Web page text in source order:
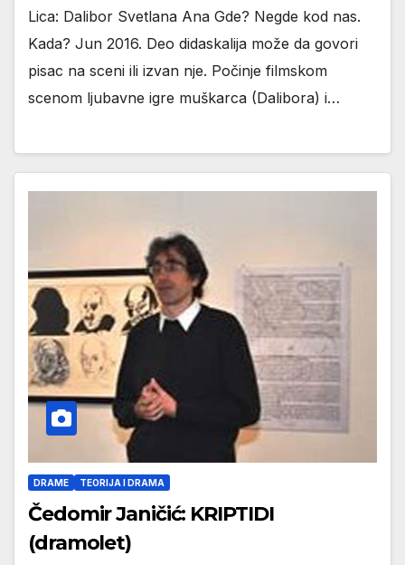
Lica: Dalibor Svetlana Ana Gde? Negde kod nas.
Kada? Jun 2016. Deo didaskalija može da govori
pisac na sceni ili izvan nje. Počinje filmskom
scenom ljubavne igre muškarca (Dalibora) i…
DRAME TEORIJA I DRAMA
Čedomir Janičić: KRIPTIDI
(dramolet)